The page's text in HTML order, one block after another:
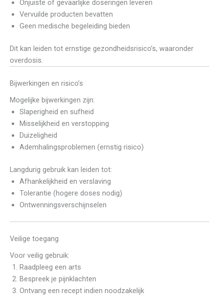
Onjuiste of gevaarlijke doseringen leveren
Vervuilde producten bevatten
Geen medische begeleiding bieden
Dit kan leiden tot ernstige gezondheidsrisico’s, waaronder
overdosis.
Bijwerkingen en risico’s
Mogelijke bijwerkingen zijn:
Slaperigheid en sufheid
Misselijkheid en verstopping
Duizeligheid
Ademhalingsproblemen (ernstig risico)
Langdurig gebruik kan leiden tot:
Afhankelijkheid en verslaving
Tolerantie (hogere doses nodig)
Ontwenningsverschijnselen
Veilige toegang
Voor veilig gebruik:
Raadpleeg een arts
Bespreek je pijnklachten
Ontvang een recept indien noodzakelijk